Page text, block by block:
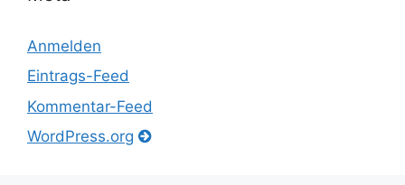
Anmelden
Eintrags-Feed
Kommentar-Feed
WordPress.org